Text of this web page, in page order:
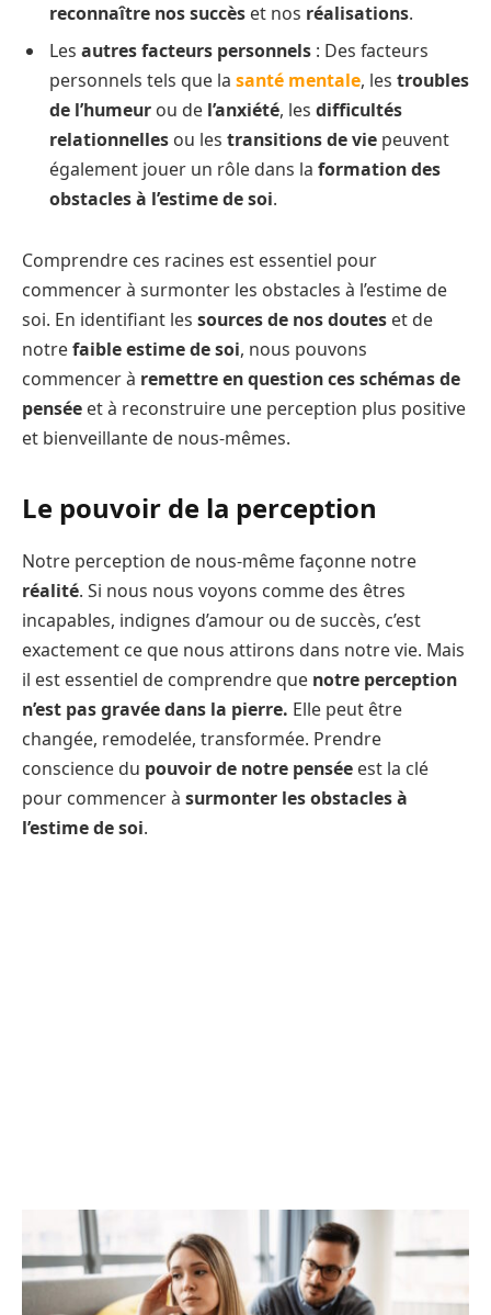
reconnaître nos succès et nos réalisations.
Les autres facteurs personnels : Des facteurs
personnels tels que la santé mentale, les troubles
de l’humeur ou de l’anxiété, les difficultés
relationnelles ou les transitions de vie peuvent
également jouer un rôle dans la formation des
obstacles à l’estime de soi.
Comprendre ces racines est essentiel pour
commencer à surmonter les obstacles à l’estime de
soi. En identifiant les sources de nos doutes et de
notrefaible estime de soi, nous pouvons
commencer à remettre en question ces schémas de
pensée et à reconstruire une perception plus positive
et bienveillante de nous-mêmes.
Le pouvoir de la perception
Notre perception de nous-même façonne notre
réalité. Si nous nous voyons comme des êtres
incapables, indignes d’amour ou de succès, c’est
exactement ce que nous attirons dans notre vie. Mais
il est essentiel de comprendre que notre perception
n’est pas gravée dans la pierre. Elle peut être
changée, remodelée, transformée. Prendre
conscience du pouvoir de notre pensée est la clé
pour commencer à surmonter les obstacles à
l’estime de soi.